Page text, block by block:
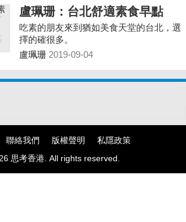
盧珮珊：台北舒適素食早點
吃素的朋友來到猶如美食天堂的台北，選
擇的確很多。
盧珮珊 2019-09-04
聯絡我們 版權聲明
私隱政策
思考香港. All rights reserved.